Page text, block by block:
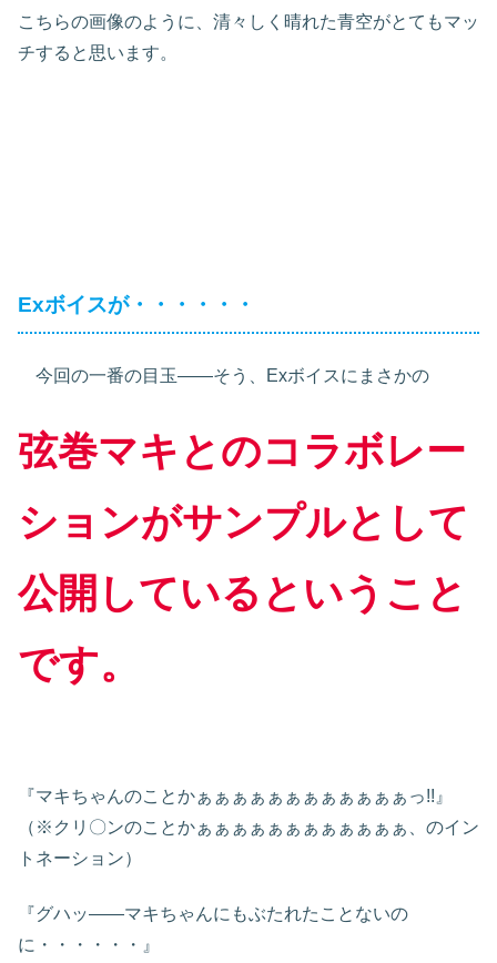
こちらの画像のように、清々しく晴れた青空がとてもマッ
チすると思います。
Exボイスが・・・・・・
今回の一番の目玉――そう、Exボイスにまさかの
弦巻マキとのコラボレー
ションがサンプルとして
公開しているということ
です。
『マキちゃんのことかぁぁぁぁぁぁぁぁぁぁぁぁっ!!』
（※クリ〇ンのことかぁぁぁぁぁぁぁぁぁぁぁぁ、のイン
トネーション）
『グハッ――マキちゃんにもぶたれたことないの
に・・・・・・』